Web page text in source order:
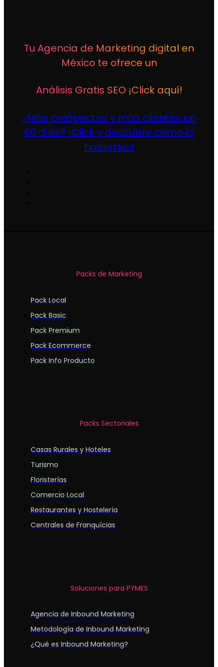
Tu Agencia de Marketing digital en
México te ofrece un
Análisis Gratis SEO ¡Click aquí!
¿Más prospectos y más clientes en
60 días? ¡Click y descubre cómo lo
hacemos!
Packs de Marketing
Pack Local
Pack Basic
Pack Premium
Pack Ecommerce
Pack Info Producto
Packs Sectoriales
Casas Rurales y Hoteles
Turismo
Floristerías
Comercio Local
Restaurantes y Hostelería
Centrales de Franquícias
Soluciones para PYMES
Agencia de Inbound Marketing
Metodología de Inbound Marketing
¿Qué es Inbound Marketing?